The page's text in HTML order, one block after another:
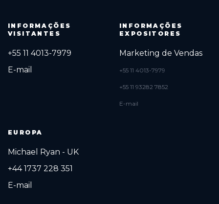
INFORMAÇÕES
VISITANTES
+55 11 4013-7979
E-mail
INFORMAÇÕES
EXPOSITORES
Marketing de Vendas
+55 11 4013-7979
+55 11 93282 7852
E-mail
EUROPA
Michael Ryan - UK
+44 1737 228 351
E-mail